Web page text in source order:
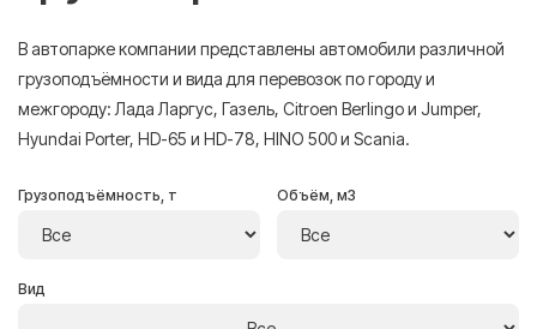
В автопарке компании представлены автомобили различной
грузоподъёмности и вида для перевозок по городу и
межгороду: Лада Ларгус, Газель, Citroen Berlingo и Jumper,
Hyundai Porter, HD-65 и HD-78, HINO 500 и Scania.
Грузоподъёмность, т Объём, м3
Вид